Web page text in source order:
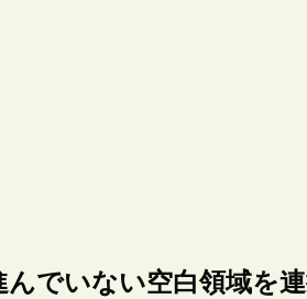
でいない空白領域を